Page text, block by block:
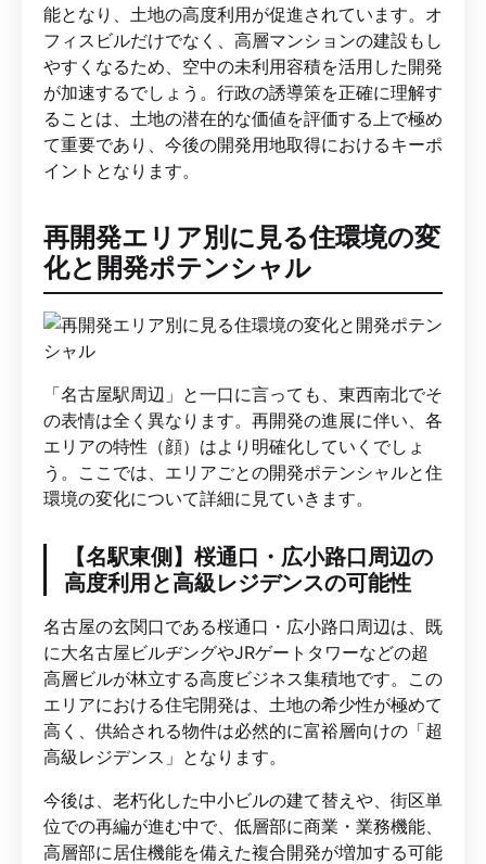
能となり、土地の高度利用が促進されています。オ
フィスビルだけでなく、高層マンションの建設もし
やすくなるため、空中の未利用容積を活用した開発
が加速するでしょう。行政の誘導策を正確に理解す
ることは、土地の潜在的な価値を評価する上で極め
て重要であり、今後の開発用地取得におけるキーポ
イントとなります。
再開発エリア別に見る住環境の変
化と開発ポテンシャル
「名古屋駅周辺」と一口に言っても、東西南北でそ
の表情は全く異なります。再開発の進展に伴い、各
エリアの特性（顔）はより明確化していくでしょ
う。ここでは、エリアごとの開発ポテンシャルと住
環境の変化について詳細に見ていきます。
【名駅東側】桜通口・広小路口周辺の
高度利用と高級レジデンスの可能性
名古屋の玄関口である桜通口・広小路口周辺は、既
に大名古屋ビルヂングやJRゲートタワーなどの超
高層ビルが林立する高度ビジネス集積地です。この
エリアにおける住宅開発は、土地の希少性が極めて
高く、供給される物件は必然的に富裕層向けの「超
高級レジデンス」となります。
今後は、老朽化した中小ビルの建て替えや、街区単
位での再編が進む中で、低層部に商業・業務機能、
高層部に居住機能を備えた複合開発が増加する可能